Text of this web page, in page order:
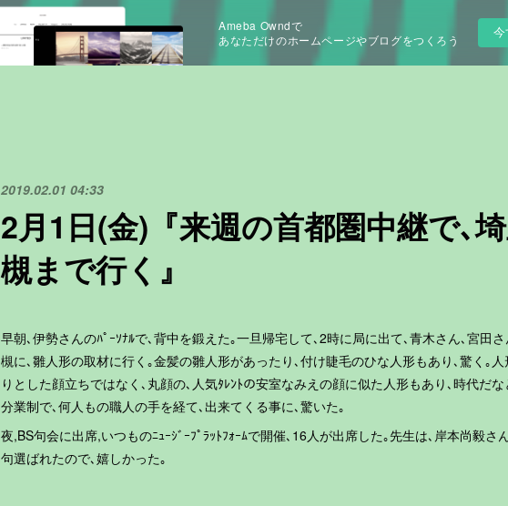
Ameba Owndで
あなただけのホームページやブログをつくろう
2019.02.01 04:33
2月1日(金)『来週の首都圏中継で､
槻まで行く』
早朝､伊勢さんのﾊﾟｰｿﾅﾙで､背中を鍛えた｡一旦帰宅して､2時に局に出て､青木さん､宮田
槻に､雛人形の取材に行く｡金髪の雛人形があったり､付け睫毛のひな人形もあり､驚く｡
りとした顔立ちではなく､丸顔の､人気ﾀﾚﾝﾄの安室なみえの顔に似た人形もあり､時代だ
分業制で､何人もの職人の手を経て､出来てくる事に､驚いた｡
夜,BS句会に出席,いつものﾆｭｰｼﾞｰﾌﾟﾗｯﾄﾌｫｰﾑで開催､16人が出席した｡先生は､岸本尚毅さ
句選ばれたので､嬉しかった｡